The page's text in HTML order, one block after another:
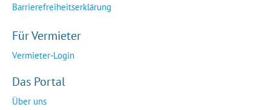
Barrierefreiheitserklärung
Für Vermieter
Vermieter-Login
Das Portal
Über uns